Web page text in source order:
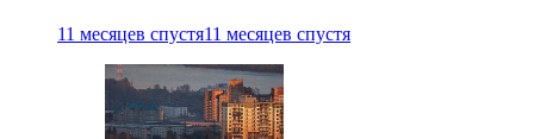
11 месяцев спустя11 месяцев спустя